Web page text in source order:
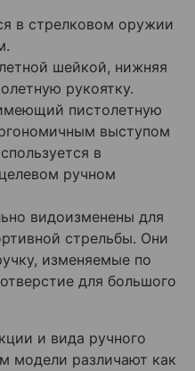
в стрелковом оружии
шейкой, нижняя
рукоятку.
пистолетную
выступом
в
ручном
видоизменены для
стрельбы. Они
изменяемые по
для большого
и вида ручного
модели различают как